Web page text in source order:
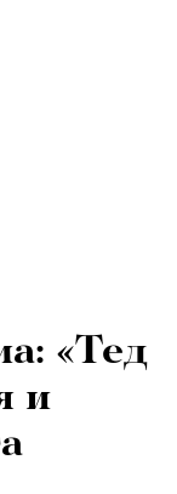
«Тед
и